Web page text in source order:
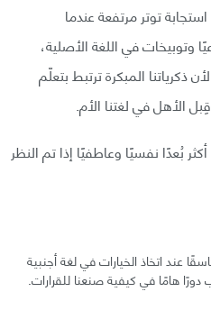
توتر مرتفعة عندما
وتوبيخات في اللغة الأصلية،
المبكرة ترتبط بتعلّم
الأهل في لغتنا الأم.
بُعدًا نفسيًا وعاطفيًا إذا تم النظر
عند اتخاذ الخيارات في لغة أجنبية
هامًا في كيفية صنعنا للقرارات.